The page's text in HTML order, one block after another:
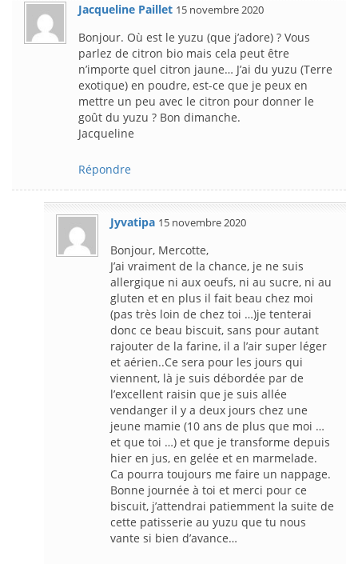
Jacqueline Paillet 15 novembre 2020
Bonjour. Où est le yuzu (que j’adore) ? Vous
parlez de citron bio mais cela peut être
n’importe quel citron jaune… J’ai du yuzu (Terre
exotique) en poudre, est-ce que je peux en
mettre un peu avec le citron pour donner le
goût du yuzu ? Bon dimanche.
Jacqueline
Répondre
Jyvatipa 15 novembre 2020
Bonjour, Mercotte,
J’ai vraiment de la chance, je ne suis
allergique ni aux oeufs, ni au sucre, ni au
gluten et en plus il fait beau chez moi
(pas très loin de chez toi …)je tenterai
donc ce beau biscuit, sans pour autant
rajouter de la farine, il a l’air super léger
et aérien..Ce sera pour les jours qui
viennent, là je suis débordée par de
l’excellent raisin que je suis allée
vendanger il y a deux jours chez une
jeune mamie (10 ans de plus que moi …
et que toi …) et que je transforme depuis
hier en jus, en gelée et en marmelade.
Ca pourra toujours me faire un nappage.
Bonne journée à toi et merci pour ce
biscuit, j’attendrai patiemment la suite de
cette patisserie au yuzu que tu nous
vante si bien d’avance…